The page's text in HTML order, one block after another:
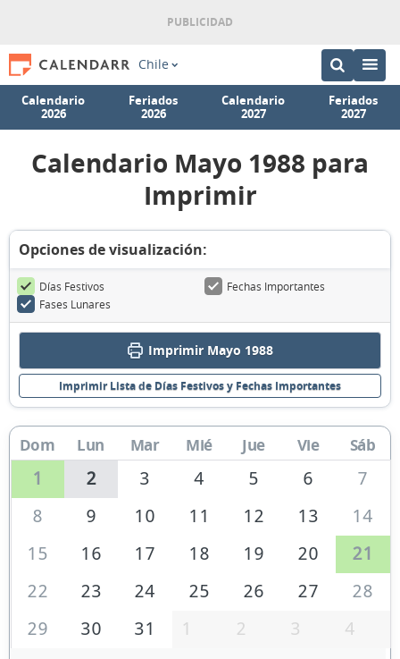
Chile
Calendario
2026
Feriados
2026
Calendario
2027
Feriados
2027
Calendario Mayo 1988 para
Imprimir
Opciones de visualización:
Días Festivos
Fechas Importantes
Fases Lunares
Imprimir Mayo 1988
Imprimir Lista de Días Festivos y Fechas Importantes
Dom Lun Mar Mié Jue Vie Sáb
1 2 3 4 5 6
7
8
9 10 11 12 13
14
15
16 17 18 19 20
21
22
23 24 25 26 27
28
29
30 31 1 2 3 4